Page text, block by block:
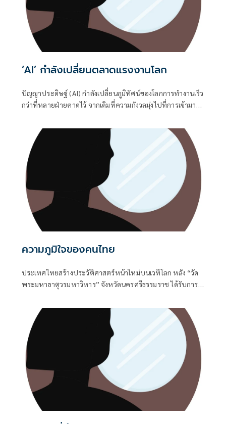
ร้านแว่น ไปจนถึงธุรกิจสัตว์เลี้ยง กลับเลือกใช้ “การวิ่ง” เป็น
เงื่อนไขเดียวกันในการมอบรางวัล
‘AI’ กำลังเปลี่ยนตลาดแรงงานโลก
ปัญญาประดิษฐ์ (AI) กำลังเปลี่ยนภูมิทัศน์ของโลกการทำงานเร็ว
กว่าที่หลายฝ่ายคาดไว้ จากเดิมที่ความกังวลมุ่งไปที่การเข้ามา
คำถามว่า ‘คนทำงาน’ จะต้องปรับตัวอย่างไรเพื่อให้ยังคงมี
บทบาทในตลาดแรงงานที่กำลังเปลี่ยนแปลงอย่างรวดเร็ว ขณะ
ที่องค์กรทั่วโลกต่างเร่งนำ AI มาเป็นส่วนหนึ่งของการดำเนิน
ธุรกิจ ทำให้คุณสมบัติและทักษะที่นายจ้างมองหาจากบุคลากรก็
เริ่มเปลี่ยนไปพร้อมกัน
ความภูมิใจของคนไทย
ประเทศไทยสร้างประวัติศาสตร์หน้าใหม่บนเวทีโลก หลัง “วัด
พระมหาธาตุวรมหาวิหาร” จังหวัดนครศรีธรรมราช ได้รับการ
ตามมติที่ประชุมคณะกรรมการมรดกโลกสมัยสามัญ ครั้งที่ 48 ซึ่ง
จัดขึ้นระหว่างวันที่ 19-29 กรกฎาคม 2569 ณ นครปูซาน
สาธารณรัฐเกาหลี นับเป็นก้าวสำคัญในการยกระดับคุณค่ามรดก
ทางวัฒนธรรมของประเทศสู่การยอมรับในระดับสากล